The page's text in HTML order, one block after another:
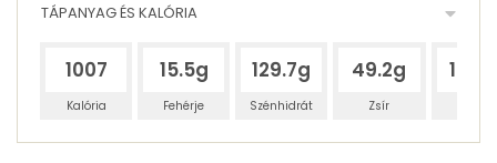
TÁPANYAG ÉS KALÓRIA
1007
Kalória
15.5g
Fehérje
129.7g
Szénhidrát
49.2g
Zsír